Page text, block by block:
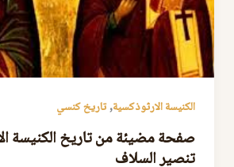
الكنيسة الارثوذكسية,تاريخ كنسي
صفحة مضيئة من تاريخ الكنيسة
تنصير السلاف